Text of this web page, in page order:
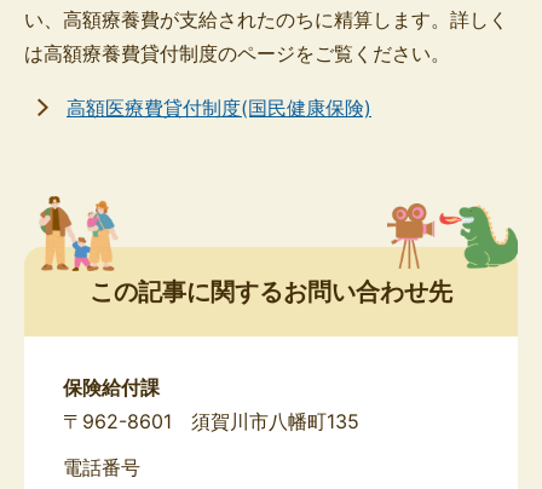
い、高額療養費が支給されたのちに精算します。詳しく
は高額療養費貸付制度のページをご覧ください。
高額医療費貸付制度(国民健康保険)
この記事に関するお問い合わせ先
保険給付課
〒962-8601 須賀川市八幡町135
電話番号